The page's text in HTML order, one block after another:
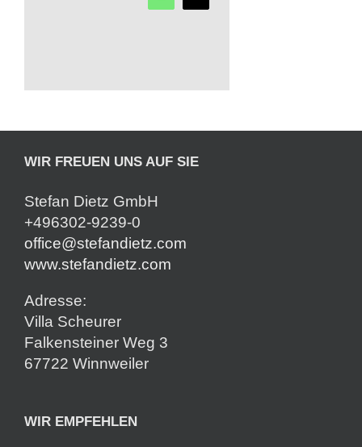
WIR FREUEN UNS AUF SIE
Stefan Dietz GmbH
+496302-9239-0
office@stefandietz.com
www.stefandietz.com
Adresse:
Villa Scheurer
Falkensteiner Weg 3
67722 Winnweiler
WIR EMPFEHLEN